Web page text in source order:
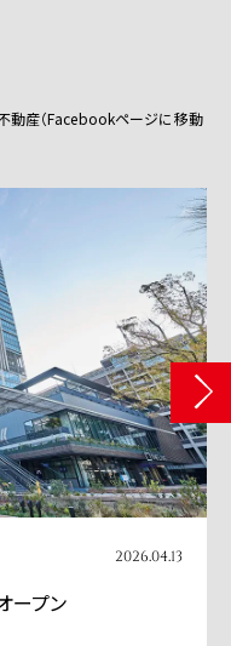
動産（Facebookページに移動
2026.04.13
ープン